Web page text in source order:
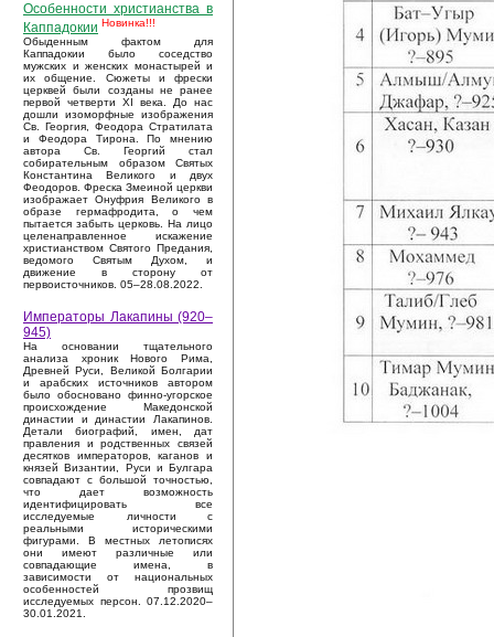
Особенности христианства в
Каппадокии Новинка!!!
Обыденным фактом для
Каппадокии было соседство
мужских и женских монастырей и
их общение. Сюжеты и фрески
церквей были созданы не ранее
первой четверти XI века. До нас
дошли изоморфные изображения
Св. Георгия, Феодора Стратилата
и Феодора Тирона. По мнению
автора Св. Георгий стал
собирательным образом Святых
Константина Великого и двух
Феодоров. Фреска Змеиной церкви
изображает Онуфрия Великого в
образе гермафродита, о чем
пытается забыть церковь. На лицо
целенаправленное искажение
христианством Святого Предания,
ведомого Святым Духом, и
движение в сторону от
первоисточников. 05–28.08.2022.
Императоры Лакапины (920–
945)
На основании тщательного
анализа хроник Нового Рима,
Древней Руси, Великой Болгарии
и арабских источников автором
было обосновано финно-угорское
происхождение Македонской
династии и династии Лакапинов.
Детали биографий, имен, дат
правления и родственных связей
десятков императоров, каганов и
князей Византии, Руси и Булгара
совпадают с большой точностью,
что дает возможность
идентифицировать все
исследуемые личности с
реальными историческими
фигурами. В местных летописях
они имеют различные или
совпадающие имена, в
зависимости от национальных
особенностей прозвищ
исследуемых персон. 07.12.2020–
30.01.2021.